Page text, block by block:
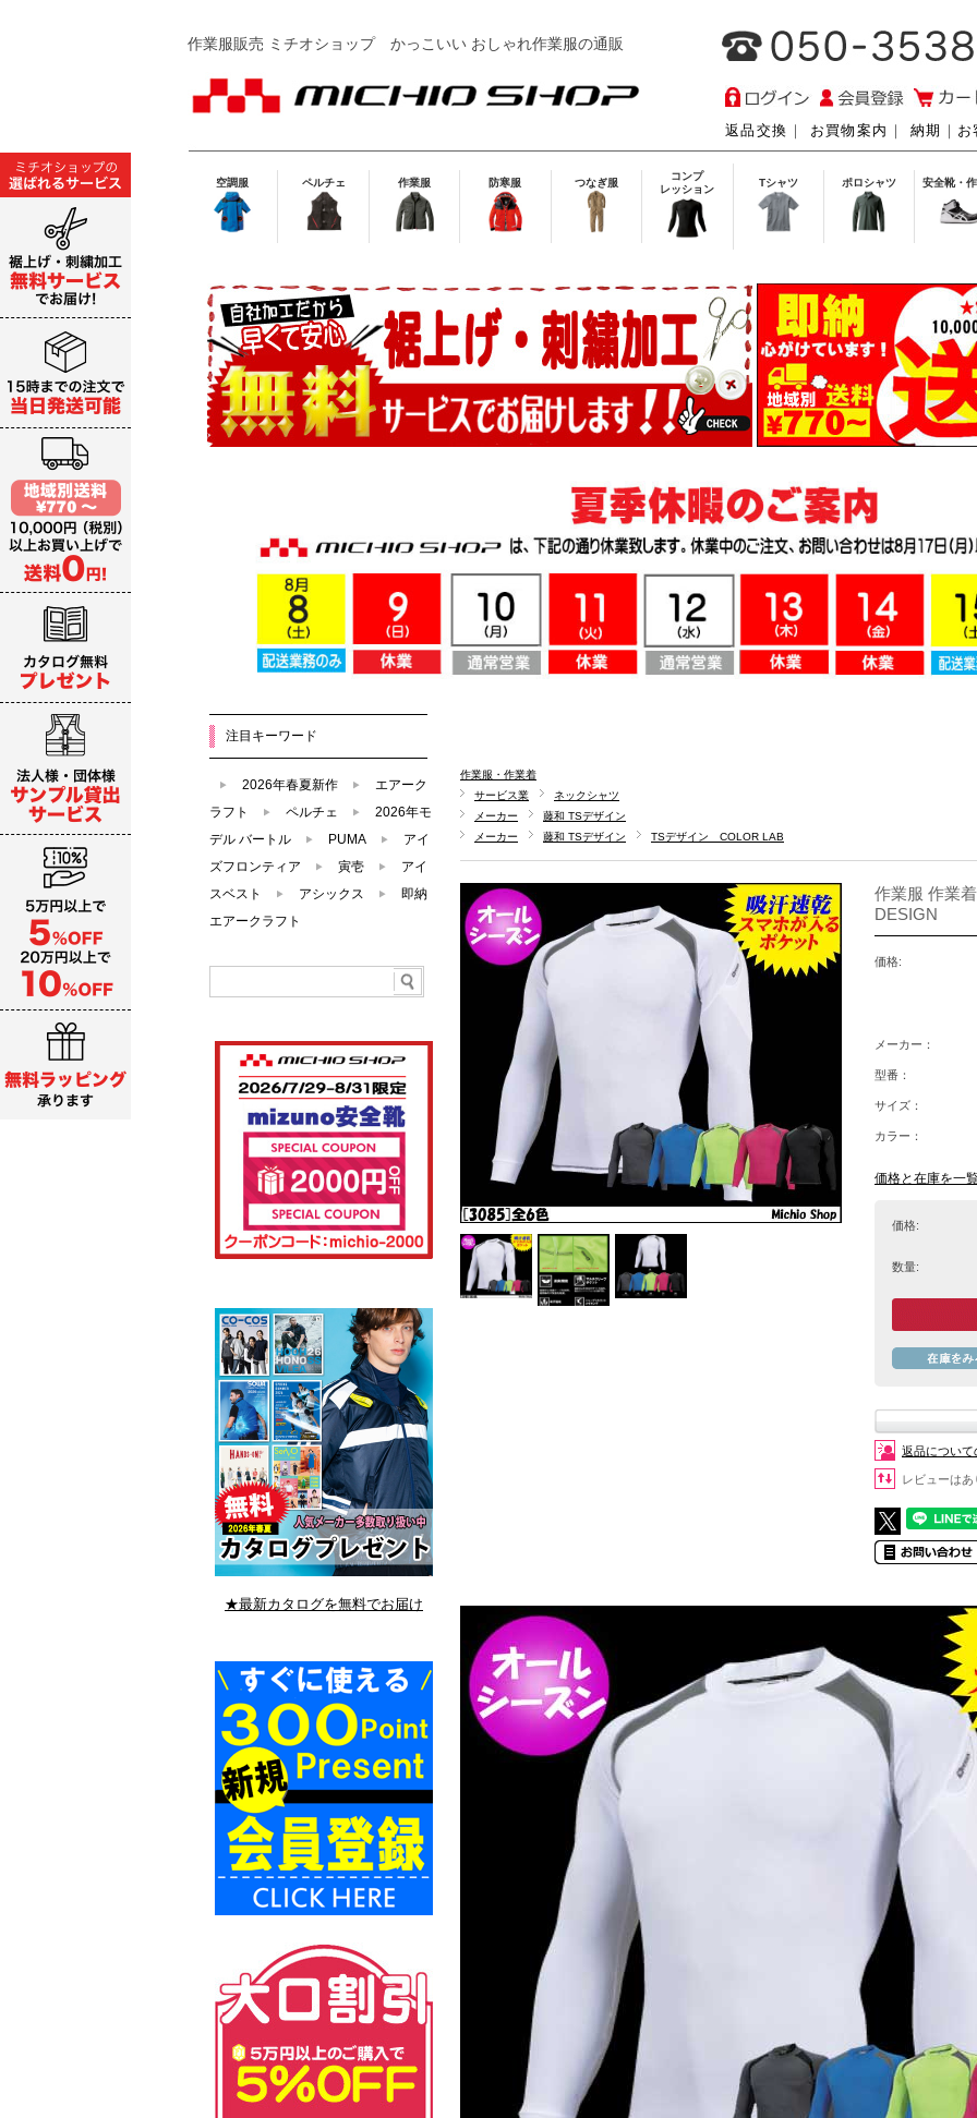
作業服販売 ミチオショップかっこいい おしゃれ作業服の通販
返品交換 ｜ お買物案内 ｜ 納期 ｜ お
空調服 ペルチェ 作業服 防寒服 つなぎ服
コンプ
レッション
Tシャツ ポロシャツ 安全靴・
作業服・作業着
サービス業
ネックシャツ
メーカー
藤和 TSデザイン
メーカー
藤和 TSデザイン TSデザイン COLOR LAB
作業服 作業
DESIGN
価格:
メーカー：
型番：
サイズ：
カラー：
価格と在庫を一
価格:
数量:
返品につい
レビューはあ
注目キーワード
2026年春夏新作
エアーク
ラフト
ペルチェ
2026年モ
デル バートル
PUMA
アイ
ズフロンティア
寅壱
アイ
スベスト
アシックス
即納
エアークラフト
★最新カタログを無料でお届け